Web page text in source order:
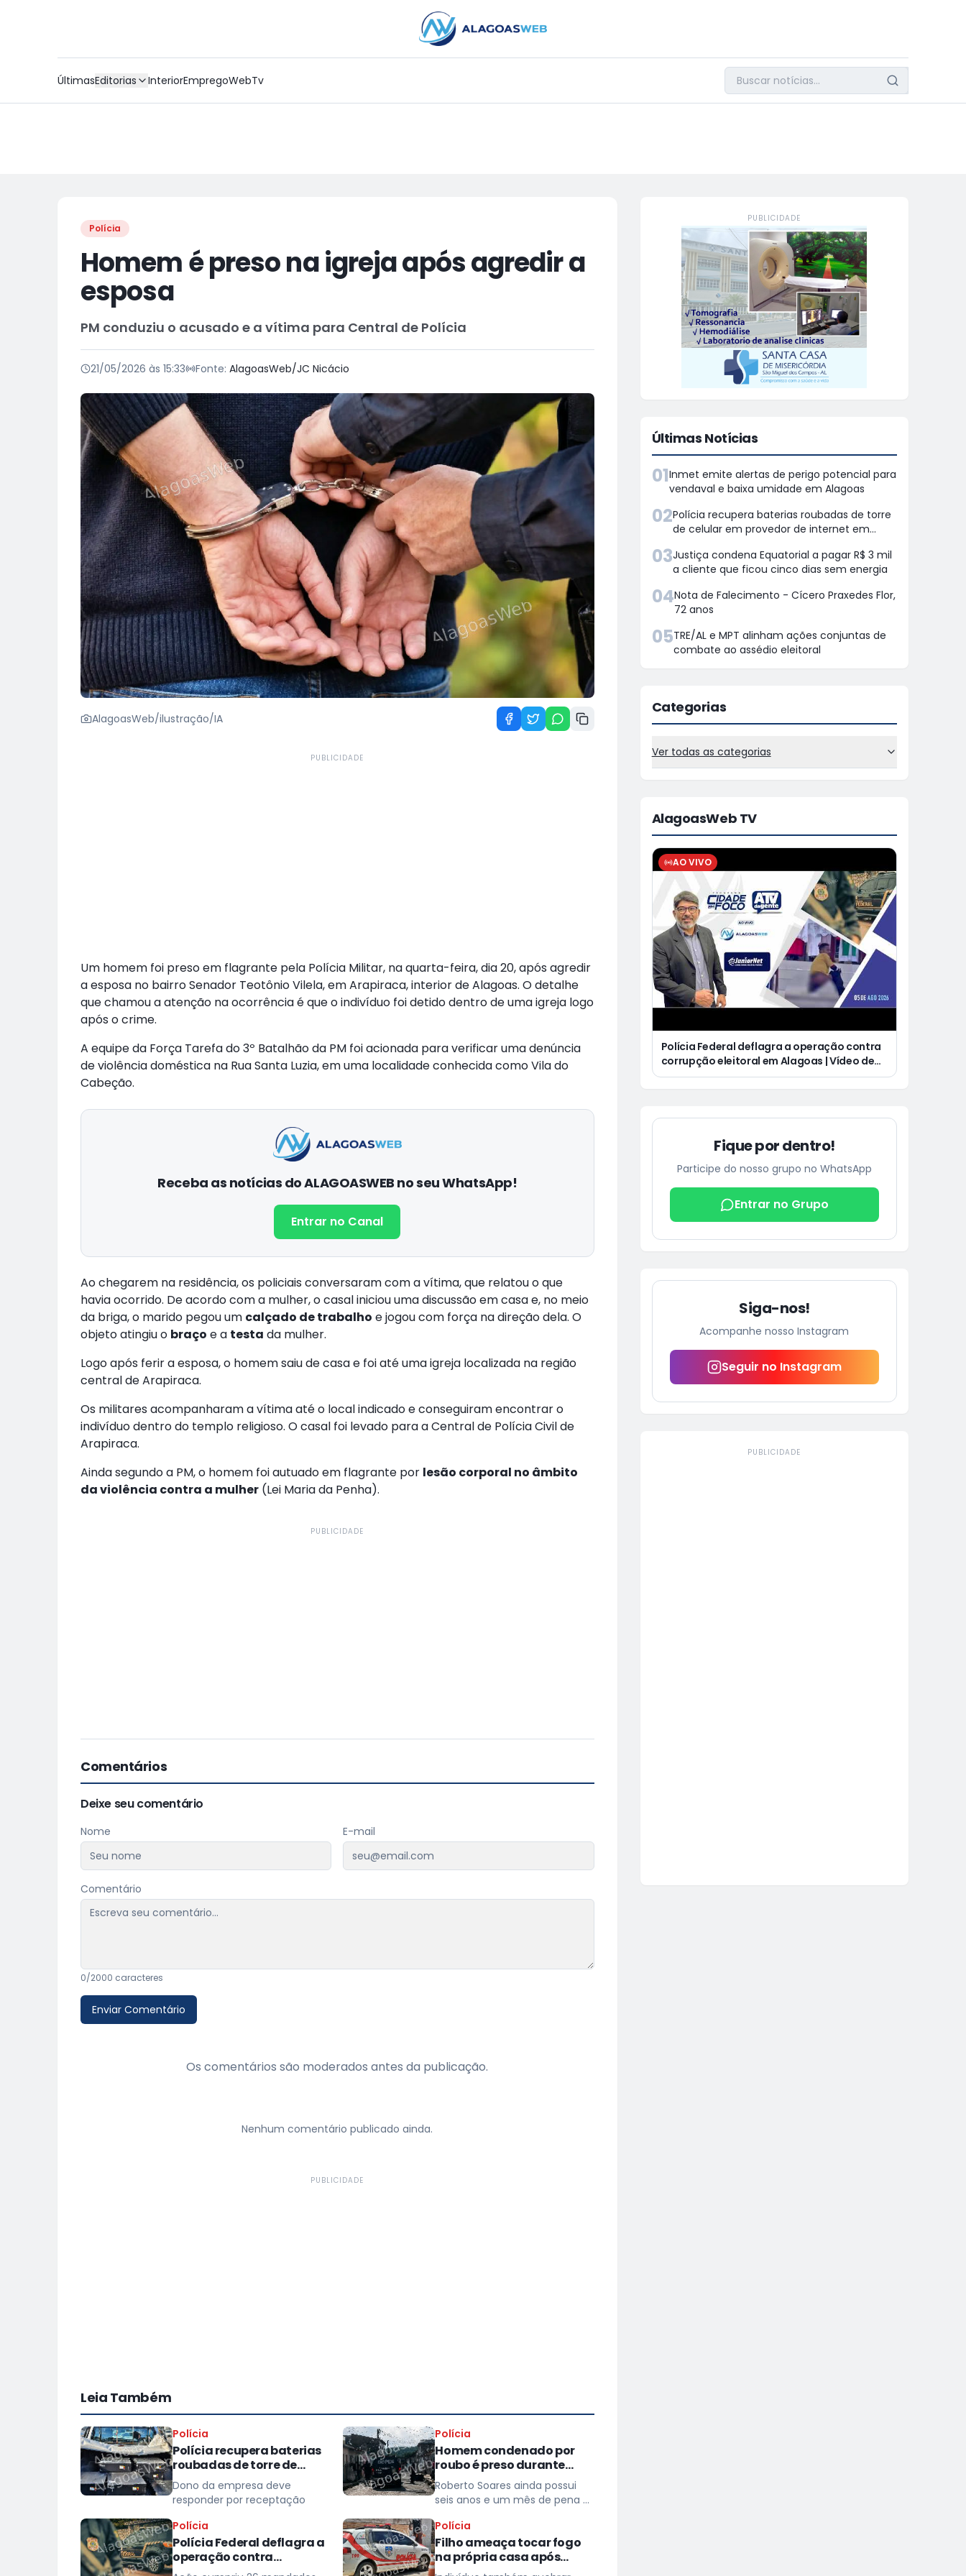
ÚltimasEditorias InteriorEmpregoWebTv
PUBLICIDADE
Polícia
Homem é preso na igreja após agredir a
esposa
PM conduziu o acusado e a vítima para Central de Polícia
21/05/2026 às 15:33 Fonte: AlagoasWeb/JC Nicácio
AlagoasWeb/ilustração/IA
PUBLICIDADE
Um homem foi preso em flagrante pela Polícia Militar, na quarta-feira, dia 20, após agredir
a esposa no bairro Senador Teotônio Vilela, em Arapiraca, interior de Alagoas. O detalhe
que chamou a atenção na ocorrência é que o indivíduo foi detido dentro de uma igreja logo
após o crime.
A equipe da Força Tarefa do 3º Batalhão da PM foi acionada para verificar uma denúncia
de violência doméstica na Rua Santa Luzia, em uma localidade conhecida como Vila do
Cabeção.
Receba as notícias do ALAGOASWEB no seu WhatsApp!
Entrar no Canal
Ao chegarem na residência, os policiais conversaram com a vítima, que relatou o que
havia ocorrido. De acordo com a mulher, o casal iniciou uma discussão em casa e, no meio
da briga, o marido pegou um calçado de trabalho e jogou com força na direção dela. O
objeto atingiu o braço e a testa da mulher.
Logo após ferir a esposa, o homem saiu de casa e foi até uma igreja localizada na região
central de Arapiraca.
Os militares acompanharam a vítima até o local indicado e conseguiram encontrar o
indivíduo dentro do templo religioso. O casal foi levado para a Central de Polícia Civil de
Arapiraca.
Ainda segundo a PM, o homem foi autuado em flagrante por lesão corporal no âmbito
da violência contra a mulher (Lei Maria da Penha).
PUBLICIDADE
Comentários
Deixe seu comentário
Nome E-mail
Comentário
0/2000 caracteres
Enviar Comentário
Os comentários são moderados antes da publicação.
Nenhum comentário publicado ainda.
PUBLICIDADE
Leia Também
Polícia
Polícia recupera baterias
roubadas de torre de
celular em provedor de
internet em Teotônio
Vilela
Dono da empresa deve
responder por receptação
Polícia
Homem condenado por
roubo é preso durante
operação em São Miguel
dos Campos
Roberto Soares ainda possui
seis anos e um mês de pena a
Polícia
Polícia Federal deflagra a
operação contra
corrupção eleitoral em
Polícia
Filho ameaça tocar fogo
na própria casa após
agredir a mãe
PUBLICIDADE
Últimas Notícias
01Inmet emite alertas de perigo potencial para
vendaval e baixa umidade em Alagoas
02Polícia recupera baterias roubadas de torre
de celular em provedor de internet em
03Justiça condena Equatorial a pagar R$ 3 mil
a cliente que ficou cinco dias sem energia
04Nota de Falecimento - Cícero Praxedes Flor,
72 anos
05TRE/AL e MPT alinham ações conjuntas de
combate ao assédio eleitoral
Categorias
Ver todas as categorias
AlagoasWeb TV
AO VIVO
Polícia Federal deflagra a operação contra
corrupção eleitoral em Alagoas | Vídeo de
homem defecando durante missa gera
Fique por dentro!
Participe do nosso grupo no WhatsApp
Entrar no Grupo
Siga-nos!
Acompanhe nosso Instagram
Seguir no Instagram
PUBLICIDADE